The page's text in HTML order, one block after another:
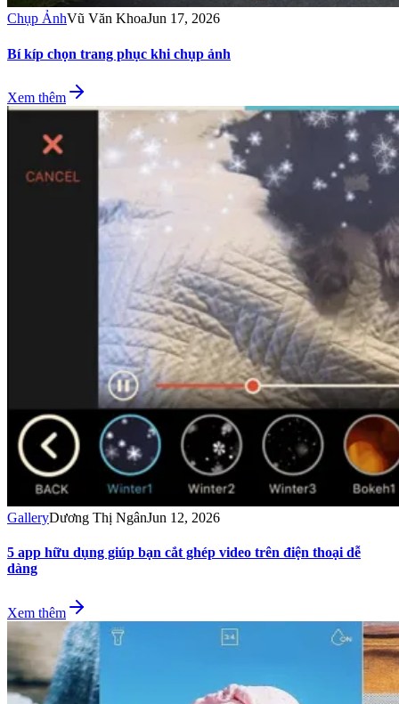
Chụp ẢnhVũ Văn KhoaJun 17, 2026
Bí kíp chọn trang phục khi chụp ảnh
Xem thêm
GalleryDương Thị NgânJun 12, 2026
5 app hữu dụng giúp bạn cắt ghép video trên điện thoại dễ
dàng
Xem thêm